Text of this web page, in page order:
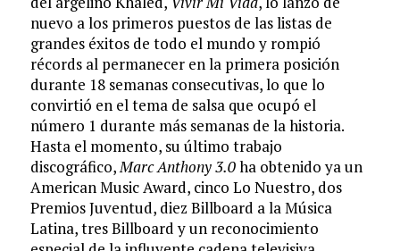
nuevo a los primeros puestos de las listas de
grandes éxitos de todo el mundo y rompió
récords al permanecer en la primera posición
durante 18 semanas consecutivas, lo que lo
convirtió en el tema de salsa que ocupó el
número 1 durante más semanas de la historia.
Hasta el momento, su último trabajo
discográfico,Marc Anthony 3.0ha obtenido ya un
American Music Award, cinco Lo Nuestro, dos
Premios Juventud, diez Billboard a la Música
Latina, tres Billboard y un reconocimiento